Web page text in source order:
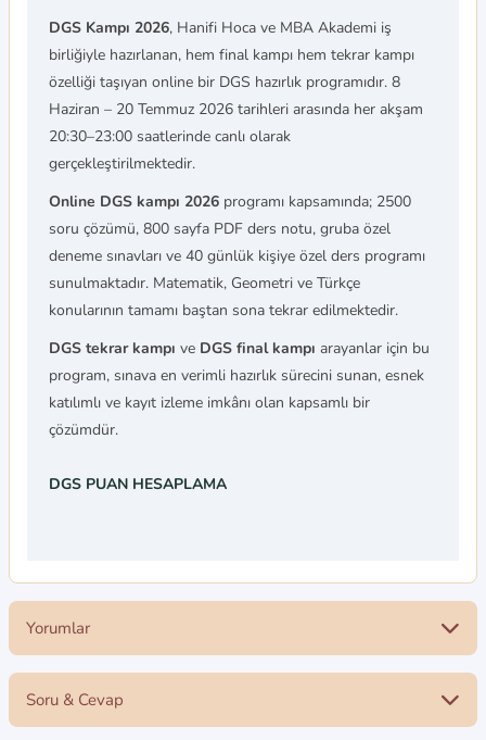
DGS Kampı 2026, Hanifi Hoca ve MBA Akademi iş
birliğiyle hazırlanan, hem final kampı hem tekrar kampı
özelliği taşıyan online bir DGS hazırlık programıdır. 8
Haziran – 20 Temmuz 2026 tarihleri arasında her akşam
20:30–23:00 saatlerinde canlı olarak
gerçekleştirilmektedir.
Online DGS kampı 2026 programı kapsamında; 2500
soru çözümü, 800 sayfa PDF ders notu, gruba özel
deneme sınavları ve 40 günlük kişiye özel ders programı
sunulmaktadır. Matematik, Geometri ve Türkçe
konularının tamamı baştan sona tekrar edilmektedir.
DGS tekrar kampı ve DGS final kampı arayanlar için bu
program, sınava en verimli hazırlık sürecini sunan, esnek
katılımlı ve kayıt izleme imkânı olan kapsamlı bir
çözümdür.
DGS PUAN HESAPLAMA
Yorumlar
Bu ürüne ilk yorumu siz yapın!
Soru & Cevap